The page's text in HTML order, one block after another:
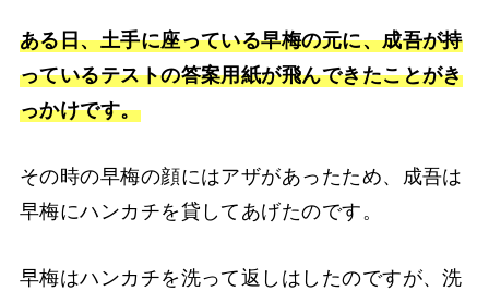
ある日、土手に座っている早梅の元に、成吾が持
っているテストの答案用紙が飛んできたことがき
っかけです。
その時の早梅の顔にはアザがあったため、成吾は
早梅にハンカチを貸してあげたのです。
早梅はハンカチを洗って返しはしたのですが、洗